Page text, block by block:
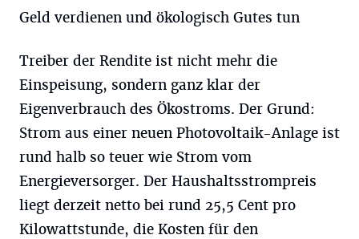
Geld verdienen und ökologisch Gutes tun
Treiber der Rendite ist nicht mehr die
Einspeisung, sondern ganz klar der
Eigenverbrauch des Ökostroms. Der Grund:
Strom aus einer neuen Photovoltaik-Anlage ist
rund halb so teuer wie Strom vom
Energieversorger. Der Haushaltsstrompreis
liegt derzeit netto bei rund 25,5 Cent pro
Kilowattstunde, die Kosten für den